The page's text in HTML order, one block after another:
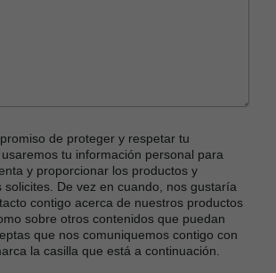
de proteger y respetar tu
tu información personal para
y proporcionar los productos y
solicites. De vez en cuando, nos gustaría
contigo acerca de nuestros productos
sobre otros contenidos que puedan
que nos comuniquemos contigo con
la casilla que está a continuación.